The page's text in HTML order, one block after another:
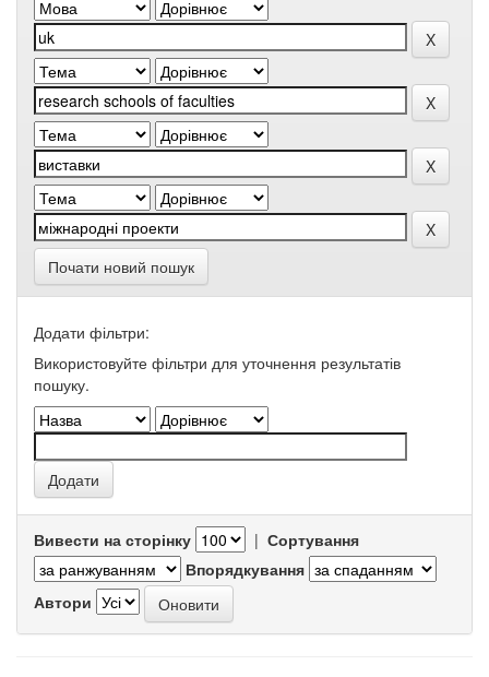
Почати новий пошук
Додати фільтри:
Використовуйте фільтри для уточнення результатів
пошуку.
Вивести на сторінку | Сортування
Впорядкування
Автори